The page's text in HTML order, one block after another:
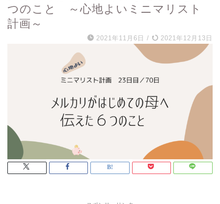
つのこと ～心地よいミニマリスト
計画～
2021年11月6日 / 2021年12月13日